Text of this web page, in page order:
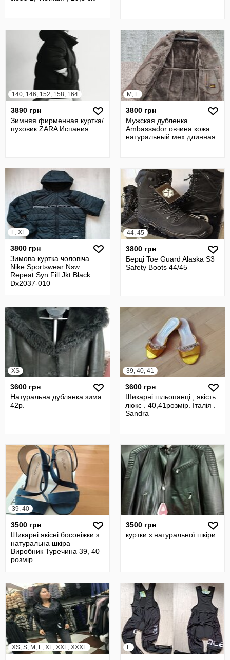
140, 146, 152, 158, 164
3890 грн
Зимняя фирменная куртка/
пуховик ZARA Испания .
M, L
3800 грн
Мужская дубленка
Ambassador овчина кожа
натуральный мех длинная
L, XL
3800 грн
Зимова куртка чоловіча
Nike Sportswear Nsw
Repeat Syn Fill Jkt Black
Dx2037-010
44, 45
3800 грн
Берці Toe Guard Alaska S3
Safety Boots 44/45
XS
3600 грн
Натуральна дублянка зима
42р.
39, 40, 41
3600 грн
Шикарні шльопанці , якість
люкс . 40,41розмір. Італія .
Sandra
39, 40
3500 грн
Шикарні якісні босоніжки з
натуральна шкіра
Виробник Туречина 39, 40
розмір
3500 грн
куртки з натуральної шкіри
XS, S, M, L, XL, XXL, XXXL L